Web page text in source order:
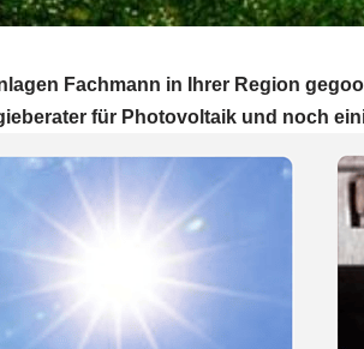
Fachmann in Ihrer Region
für Photovoltaik und noch